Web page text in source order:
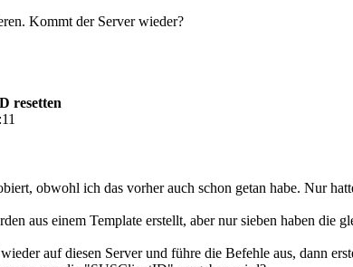
Kommt der Server wieder?
resetten
obwohl ich das vorher auch schon getan habe. Nur
aus einem Template erstellt, aber nur sieben haben
auf diesen Server und führe die Befehle aus, dann